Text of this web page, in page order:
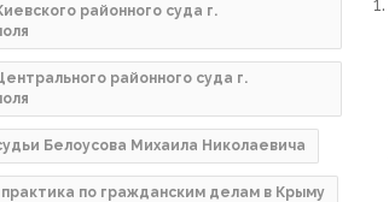
районного суда г.
районного суда г.
Белоусова Михаила Николаевича
по гражданским делам в Крыму